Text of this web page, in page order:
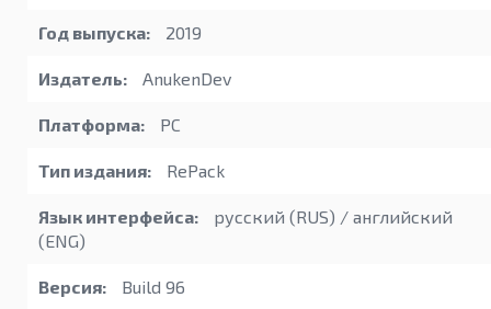
Год выпуска: 2019
Издатель: AnukenDev
Платформа: PC
Тип издания: RePack
Язык интерфейса:
русский (RUS) / английский
(ENG)
Версия: Build 96